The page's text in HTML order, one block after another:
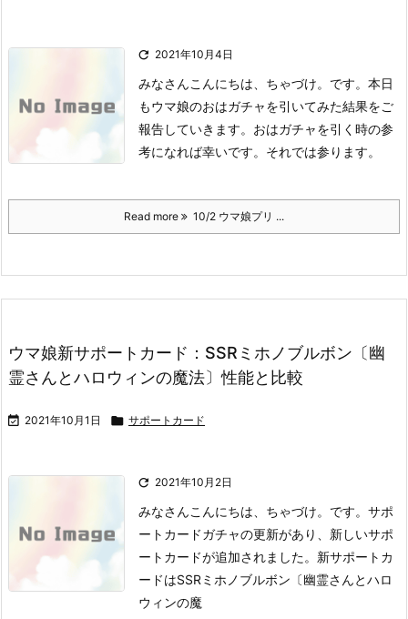
 2021年10月4日
みなさんこんにちは、ちゃづけ。です。 本日
もウマ娘のおはガチャを引いてみた結果をご
報告していきます。 おはガチャを引く時の参
考になれば幸いです。 それでは参ります。
Read more 10/2 ウマ娘プリ ...
ウマ娘新サポートカード：SSRミホノブルボン〔幽
霊さんとハロウィンの魔法〕性能と比較
 2021年10月1日  サポートカード
 2021年10月2日
みなさんこんにちは、ちゃづけ。です。 サポ
ートカードガチャの更新があり、新しいサポ
ートカードが追加されました。 新サポートカ
ードはSSRミホノブルボン〔幽霊さんとハロ
ウィンの魔